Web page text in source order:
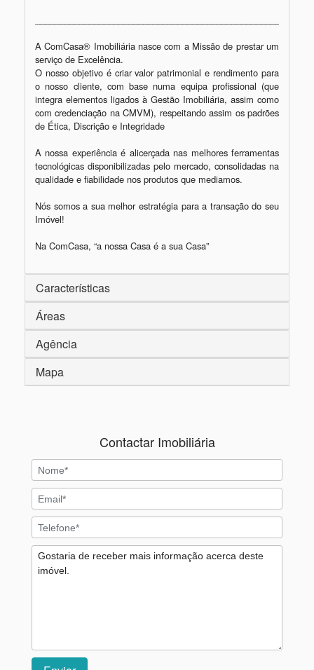
A ComCasa® Imobiliária nasce com a Missão de prestar um
serviço de Excelência.
O nosso objetivo é criar valor patrimonial e rendimento para
o nosso cliente, com base numa equipa profissional (que
integra elementos ligados à Gestão Imobiliária, assim como
com credenciação na CMVM), respeitando assim os padrões
de Ética, Discrição e Integridade
A nossa experiência é alicerçada nas melhores ferramentas
tecnológicas disponibilizadas pelo mercado, consolidadas na
qualidade e fiabilidade nos produtos que mediamos.
Nós somos a sua melhor estratégia para a transação do seu
Imóvel!
Na ComCasa, “a nossa Casa é a sua Casa”
Características
Áreas
Agência
Mapa
Contactar Imobiliária